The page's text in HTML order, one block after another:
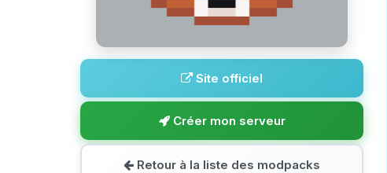
Site officiel
Créer mon serveur
Retour à la liste des modpacks